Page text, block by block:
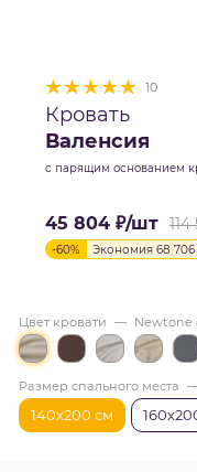
10
Кровать
Валенсия
с парящим основанием
45 804 ₽/шт 114
-60% Экономия 68 706
Цвет кровати — Newtone
Размер спального места
140х200 см